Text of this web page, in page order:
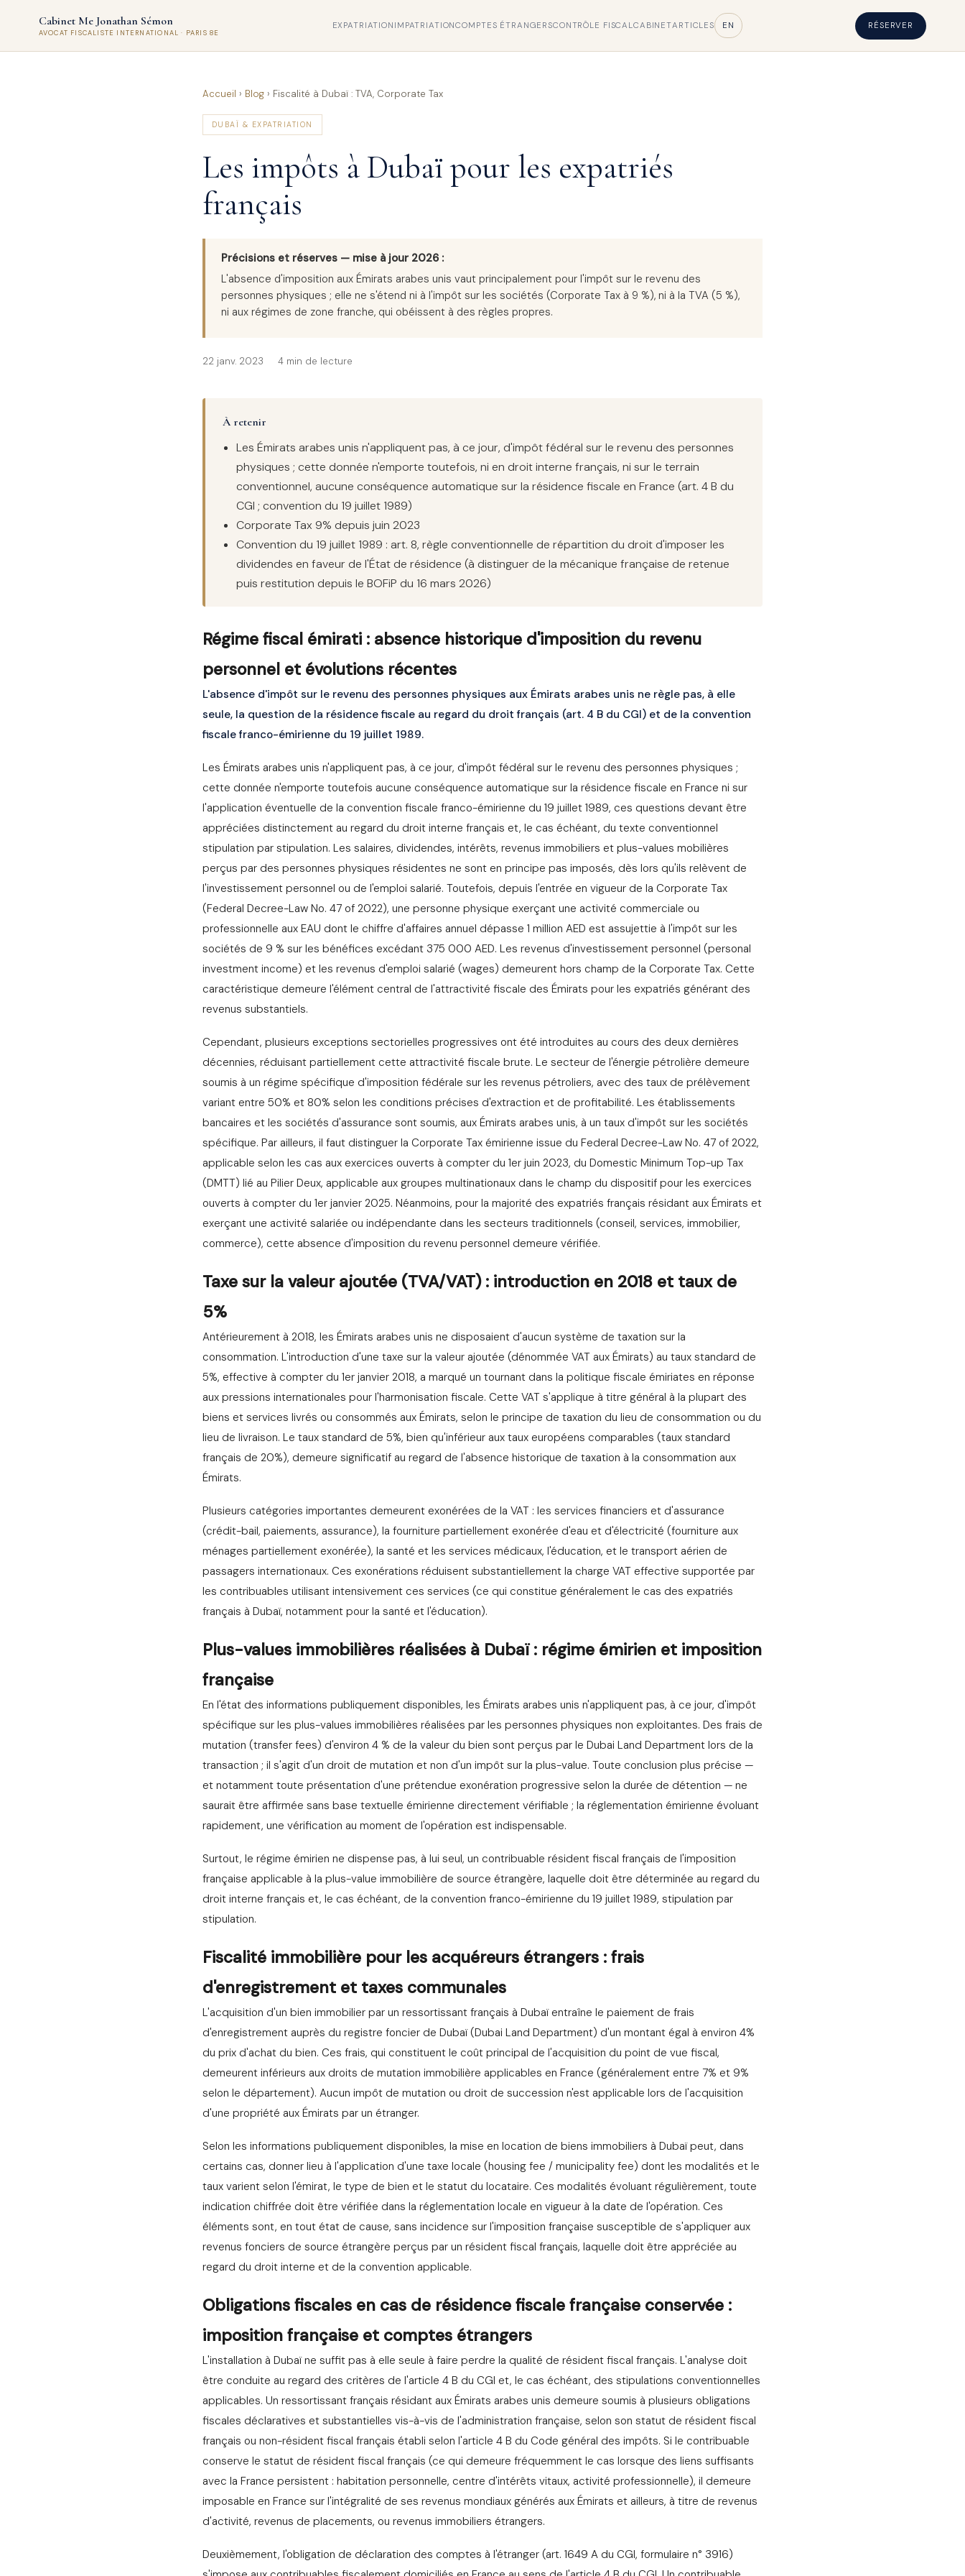
Cabinet Me Jonathan Sémon
AVOCAT FISCALISTE INTERNATIONAL · PARIS 8E
EXPATRIATION IMPATRIATIONCOMPTES ÉTRANGERSCONTRÔLE FISCALCABINETARTICLES EN RÉSERVER
Accueil › Blog › Fiscalité à Dubaï : TVA, Corporate Tax
DUBAÏ & EXPATRIATION
Les impôts à Dubaï pour les expatriés
français
Précisions et réserves — mise à jour 2026 :
L'absence d'imposition aux Émirats arabes unis vaut principalement pour l'impôt sur le revenu des
personnes physiques ; elle ne s'étend ni à l'impôt sur les sociétés (Corporate Tax à 9 %), ni à la TVA (5 %),
ni aux régimes de zone franche, qui obéissent à des règles propres.
22 janv. 2023 4 min de lecture
À retenir
Les Émirats arabes unis n'appliquent pas, à ce jour, d'impôt fédéral sur le revenu des personnes
physiques ; cette donnée n'emporte toutefois, ni en droit interne français, ni sur le terrain
conventionnel, aucune conséquence automatique sur la résidence fiscale en France (art. 4 B du
CGI ; convention du 19 juillet 1989)
Corporate Tax 9% depuis juin 2023
Convention du 19 juillet 1989 : art. 8, règle conventionnelle de répartition du droit d'imposer les
dividendes en faveur de l'État de résidence (à distinguer de la mécanique française de retenue
puis restitution depuis le BOFiP du 16 mars 2026)
Régime fiscal émirati : absence historique d'imposition du revenu
personnel et évolutions récentes
L'absence d'impôt sur le revenu des personnes physiques aux Émirats arabes unis ne règle pas, à elle
seule, la question de la résidence fiscale au regard du droit français (art. 4 B du CGI) et de la convention
fiscale franco-émirienne du 19 juillet 1989.
Les Émirats arabes unis n'appliquent pas, à ce jour, d'impôt fédéral sur le revenu des personnes physiques ;
cette donnée n'emporte toutefois aucune conséquence automatique sur la résidence fiscale en France ni sur
l'application éventuelle de la convention fiscale franco-émirienne du 19 juillet 1989, ces questions devant être
appréciées distinctement au regard du droit interne français et, le cas échéant, du texte conventionnel
stipulation par stipulation. Les salaires, dividendes, intérêts, revenus immobiliers et plus-values mobilières
perçus par des personnes physiques résidentes ne sont en principe pas imposés, dès lors qu'ils relèvent de
l'investissement personnel ou de l'emploi salarié. Toutefois, depuis l'entrée en vigueur de la Corporate Tax
(Federal Decree-Law No. 47 of 2022), une personne physique exerçant une activité commerciale ou
professionnelle aux EAU dont le chiffre d'affaires annuel dépasse 1 million AED est assujettie à l'impôt sur les
sociétés de 9 % sur les bénéfices excédant 375 000 AED. Les revenus d'investissement personnel (personal
investment income) et les revenus d'emploi salarié (wages) demeurent hors champ de la Corporate Tax. Cette
caractéristique demeure l'élément central de l'attractivité fiscale des Émirats pour les expatriés générant des
revenus substantiels.
Cependant, plusieurs exceptions sectorielles progressives ont été introduites au cours des deux dernières
décennies, réduisant partiellement cette attractivité fiscale brute. Le secteur de l'énergie pétrolière demeure
soumis à un régime spécifique d'imposition fédérale sur les revenus pétroliers, avec des taux de prélèvement
variant entre 50% et 80% selon les conditions précises d'extraction et de profitabilité. Les établissements
bancaires et les sociétés d'assurance sont soumis, aux Émirats arabes unis, à un taux d'impôt sur les sociétés
spécifique. Par ailleurs, il faut distinguer la Corporate Tax émirienne issue du Federal Decree-Law No. 47 of 2022,
applicable selon les cas aux exercices ouverts à compter du 1er juin 2023, du Domestic Minimum Top-up Tax
(DMTT) lié au Pilier Deux, applicable aux groupes multinationaux dans le champ du dispositif pour les exercices
ouverts à compter du 1er janvier 2025. Néanmoins, pour la majorité des expatriés français résidant aux Émirats et
exerçant une activité salariée ou indépendante dans les secteurs traditionnels (conseil, services, immobilier,
commerce), cette absence d'imposition du revenu personnel demeure vérifiée.
Taxe sur la valeur ajoutée (TVA/VAT) : introduction en 2018 et taux de
5%
Antérieurement à 2018, les Émirats arabes unis ne disposaient d'aucun système de taxation sur la
consommation. L'introduction d'une taxe sur la valeur ajoutée (dénommée VAT aux Émirats) au taux standard de
5%, effective à compter du 1er janvier 2018, a marqué un tournant dans la politique fiscale émiriates en réponse
aux pressions internationales pour l'harmonisation fiscale. Cette VAT s'applique à titre général à la plupart des
biens et services livrés ou consommés aux Émirats, selon le principe de taxation du lieu de consommation ou du
lieu de livraison. Le taux standard de 5%, bien qu'inférieur aux taux européens comparables (taux standard
français de 20%), demeure significatif au regard de l'absence historique de taxation à la consommation aux
Émirats.
Plusieurs catégories importantes demeurent exonérées de la VAT : les services financiers et d'assurance
(crédit-bail, paiements, assurance), la fourniture partiellement exonérée d'eau et d'électricité (fourniture aux
ménages partiellement exonérée), la santé et les services médicaux, l'éducation, et le transport aérien de
passagers internationaux. Ces exonérations réduisent substantiellement la charge VAT effective supportée par
les contribuables utilisant intensivement ces services (ce qui constitue généralement le cas des expatriés
français à Dubaï, notamment pour la santé et l'éducation).
Plus-values immobilières réalisées à Dubaï : régime émirien et imposition
française
En l'état des informations publiquement disponibles, les Émirats arabes unis n'appliquent pas, à ce jour, d'impôt
spécifique sur les plus-values immobilières réalisées par les personnes physiques non exploitantes. Des frais de
mutation (transfer fees) d'environ 4 % de la valeur du bien sont perçus par le Dubai Land Department lors de la
transaction ; il s'agit d'un droit de mutation et non d'un impôt sur la plus-value. Toute conclusion plus précise —
et notamment toute présentation d'une prétendue exonération progressive selon la durée de détention — ne
saurait être affirmée sans base textuelle émirienne directement vérifiable ; la réglementation émirienne évoluant
rapidement, une vérification au moment de l'opération est indispensable.
Surtout, le régime émirien ne dispense pas, à lui seul, un contribuable résident fiscal français de l'imposition
française applicable à la plus-value immobilière de source étrangère, laquelle doit être déterminée au regard du
droit interne français et, le cas échéant, de la convention franco-émirienne du 19 juillet 1989, stipulation par
stipulation.
Fiscalité immobilière pour les acquéreurs étrangers : frais
d'enregistrement et taxes communales
L'acquisition d'un bien immobilier par un ressortissant français à Dubaï entraîne le paiement de frais
d'enregistrement auprès du registre foncier de Dubaï (Dubai Land Department) d'un montant égal à environ 4%
du prix d'achat du bien. Ces frais, qui constituent le coût principal de l'acquisition du point de vue fiscal,
demeurent inférieurs aux droits de mutation immobilière applicables en France (généralement entre 7% et 9%
selon le département). Aucun impôt de mutation ou droit de succession n'est applicable lors de l'acquisition
d'une propriété aux Émirats par un étranger.
Selon les informations publiquement disponibles, la mise en location de biens immobiliers à Dubaï peut, dans
certains cas, donner lieu à l'application d'une taxe locale (housing fee / municipality fee) dont les modalités et le
taux varient selon l'émirat, le type de bien et le statut du locataire. Ces modalités évoluant régulièrement, toute
indication chiffrée doit être vérifiée dans la réglementation locale en vigueur à la date de l'opération. Ces
éléments sont, en tout état de cause, sans incidence sur l'imposition française susceptible de s'appliquer aux
revenus fonciers de source étrangère perçus par un résident fiscal français, laquelle doit être appréciée au
regard du droit interne et de la convention applicable.
Obligations fiscales en cas de résidence fiscale française conservée :
imposition française et comptes étrangers
L'installation à Dubaï ne suffit pas à elle seule à faire perdre la qualité de résident fiscal français. L'analyse doit
être conduite au regard des critères de l'article 4 B du CGI et, le cas échéant, des stipulations conventionnelles
applicables. Un ressortissant français résidant aux Émirats arabes unis demeure soumis à plusieurs obligations
fiscales déclaratives et substantielles vis-à-vis de l'administration française, selon son statut de résident fiscal
français ou non-résident fiscal français établi selon l'article 4 B du Code général des impôts. Si le contribuable
conserve le statut de résident fiscal français (ce qui demeure fréquemment le cas lorsque des liens suffisants
avec la France persistent : habitation personnelle, centre d'intérêts vitaux, activité professionnelle), il demeure
imposable en France sur l'intégralité de ses revenus mondiaux générés aux Émirats et ailleurs, à titre de revenus
d'activité, revenus de placements, ou revenus immobiliers étrangers.
Deuxièmement, l'obligation de déclaration des comptes à l'étranger (art. 1649 A du CGI, formulaire n° 3916)